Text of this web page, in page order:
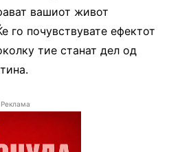
вашиот живот
го почувствувате ефектот
тие станат дел од
Реклама